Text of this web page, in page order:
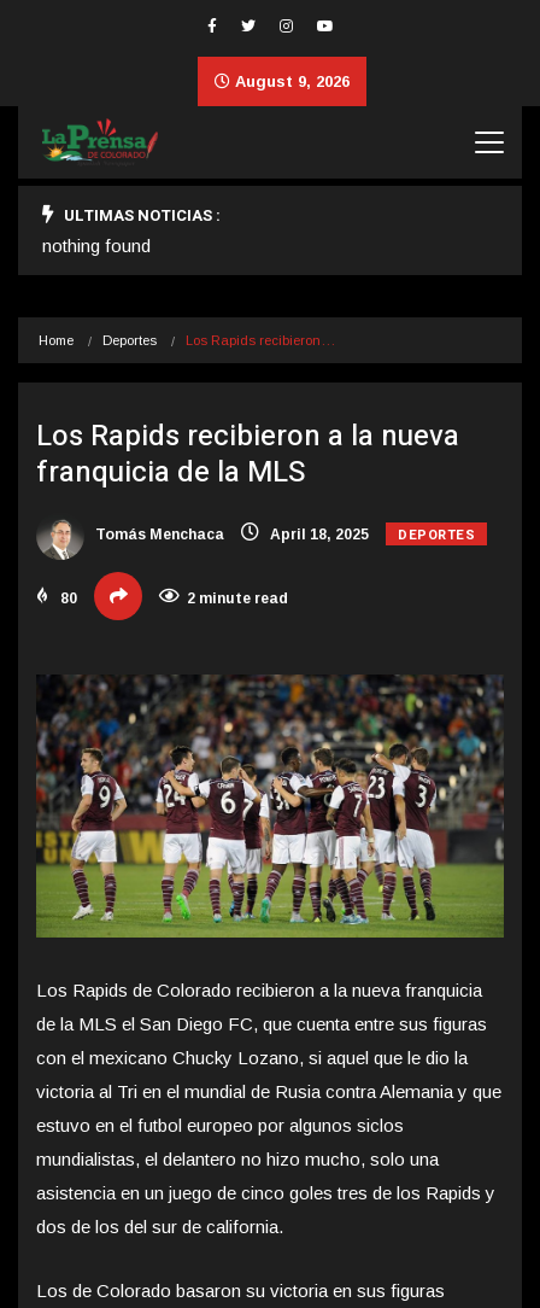
August 9, 2026
ULTIMAS NOTICIAS :
nothing found
Home Deportes Los Rapids recibieron…
Los Rapids recibieron a la nueva
franquicia de la MLS
Tomás Menchaca April 18, 2025 DEPORTES
80 2 minute read
Los Rapids de Colorado recibieron a la nueva franquicia
de la MLS el San Diego FC, que cuenta entre sus figuras
con el mexicano Chucky Lozano, si aquel que le dio la
victoria al Tri en el mundial de Rusia contra Alemania y que
estuvo en el futbol europeo por algunos siclos
mundialistas, el delantero no hizo mucho, solo una
asistencia en un juego de cinco goles tres de los Rapids y
dos de los del sur de california.
Los de Colorado basaron su victoria en sus figuras